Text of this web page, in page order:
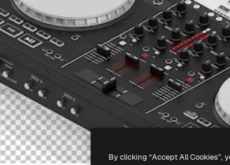
By clicking “Accept All Cookies”,